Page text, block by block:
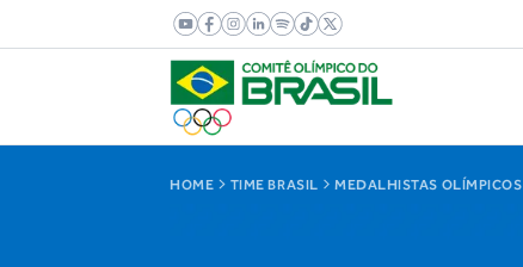
HOME TIME BRASIL MEDALHISTAS OLÍMPICOS